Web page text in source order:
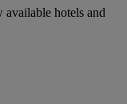
hotels and